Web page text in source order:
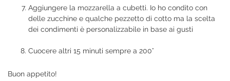
Aggiungere la mozzarella a cubetti. Io ho condito con
delle zucchine e qualche pezzetto di cotto ma la scelta
dei condimenti è personalizzabile in base ai gusti
Cuocere altri 15 minuti sempre a 200°
Buon appetito!